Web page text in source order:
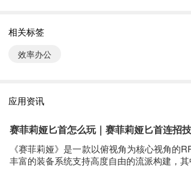
相关标签
效率办公
应用资讯
赛菲莉娅匕首怎么玩｜赛菲莉娅匕首连招
《赛菲莉娅》是一款以俯视角为核心视角的
丰富的装备系统支持高度自由的流派构建，